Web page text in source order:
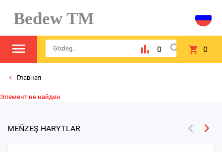
Bedew TM
0 0
Главная
Элемент не найден
MEŇZEŞ HARYTLAR